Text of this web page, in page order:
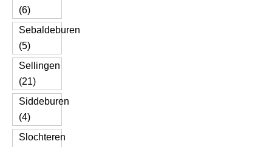
(6)
Sebaldeburen
(5)
Sellingen
(21)
Siddeburen
(4)
Slochteren